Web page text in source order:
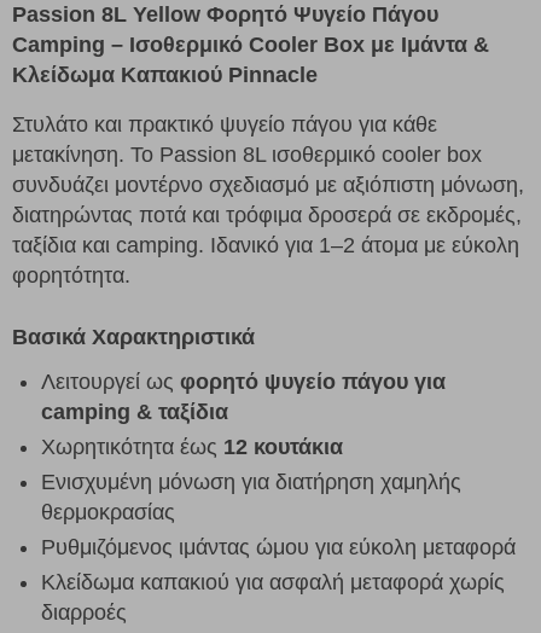
Passion 8L Yellow Φορητό Ψυγείο Πάγου
Camping – Ισοθερμικό Cooler Box με Ιμάντα &
Κλείδωμα Καπακιού Pinnacle
Στυλάτο και πρακτικό ψυγείο πάγου για κάθε
μετακίνηση. Το Passion 8L ισοθερμικό cooler box
συνδυάζει μοντέρνο σχεδιασμό με αξιόπιστη μόνωση,
διατηρώντας ποτά και τρόφιμα δροσερά σε εκδρομές,
ταξίδια και camping. Ιδανικό για 1–2 άτομα με εύκολη
φορητότητα.
Βασικά Χαρακτηριστικά
Λειτουργεί ως φορητό ψυγείο πάγου για
camping & ταξίδια
Χωρητικότητα έως 12 κουτάκια
Ενισχυμένη μόνωση για διατήρηση χαμηλής
θερμοκρασίας
Ρυθμιζόμενος ιμάντας ώμου για εύκολη μεταφορά
Κλείδωμα καπακιού για ασφαλή μεταφορά χωρίς
διαρροές